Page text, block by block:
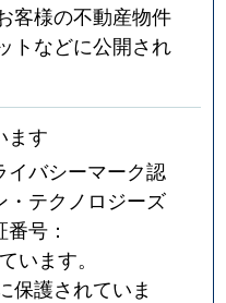
客様の不動産物件
トなどに公開され
ます
イバシーマーク認
・テクノロジーズ
号：
います。
保護されていま